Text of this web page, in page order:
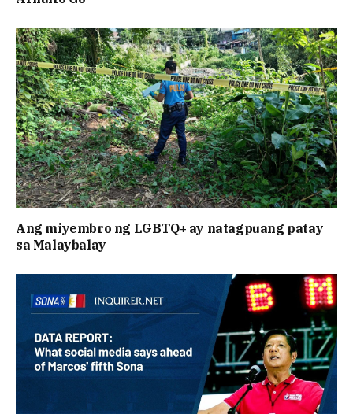
Ang miyembro ng LGBTQ+ ay natagpuang patay
sa Malaybalay